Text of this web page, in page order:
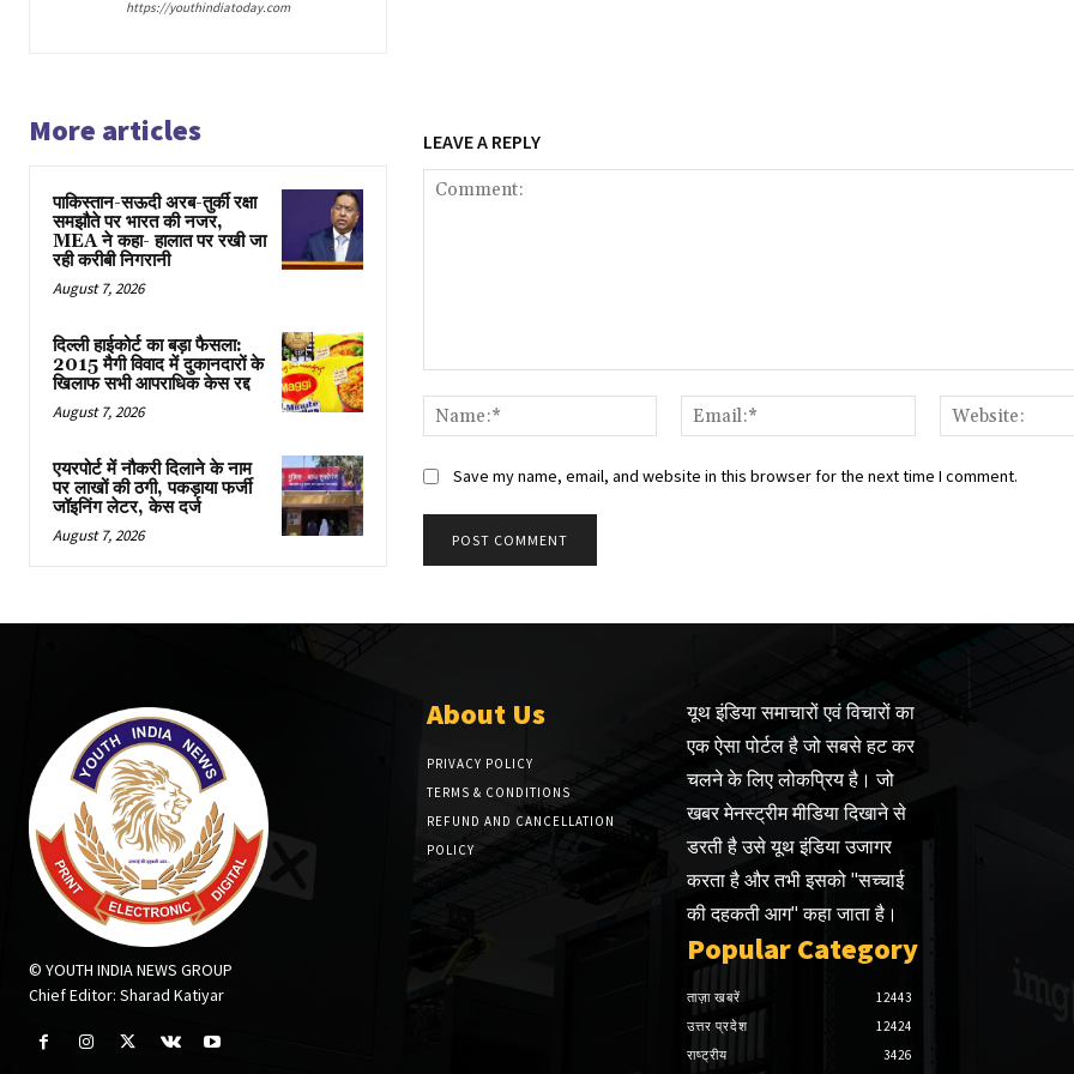
https://youthindiatoday.com
More articles
पाकिस्तान-सऊदी अरब-तुर्की रक्षा
समझौते पर भारत की नजर,
MEA ने कहा- हालात पर रखी जा
रही करीबी निगरानी
August 7, 2026
दिल्ली हाईकोर्ट का बड़ा फैसला:
2015 मैगी विवाद में दुकानदारों के
खिलाफ सभी आपराधिक केस रद्द
August 7, 2026
एयरपोर्ट में नौकरी दिलाने के नाम
पर लाखों की ठगी, पकड़ाया फर्जी
जॉइनिंग लेटर, केस दर्ज
August 7, 2026
LEAVE A REPLY
Name:*
Email:*
Save my name, email, and website in this browser for the next time I comment.
© YOUTH INDIA NEWS GROUP
Chief Editor: Sharad Katiyar
About Us
PRIVACY POLICY
TERMS & CONDITIONS
REFUND AND CANCELLATION
POLICY
यूथ इंडिया समाचारों एवं विचारों का
एक ऐसा पोर्टल है जो सबसे हट कर
चलने के लिए लोकप्रिय है। जो
खबर मेनस्ट्रीम मीडिया दिखाने से
डरती है उसे यूथ इंडिया उजागर
करता है और तभी इसको "सच्चाई
की दहकती आग" कहा जाता है।
Popular Category
ताज़ा खबरें
12443
उत्तर प्रदेश
12424
राष्ट्रीय
3426